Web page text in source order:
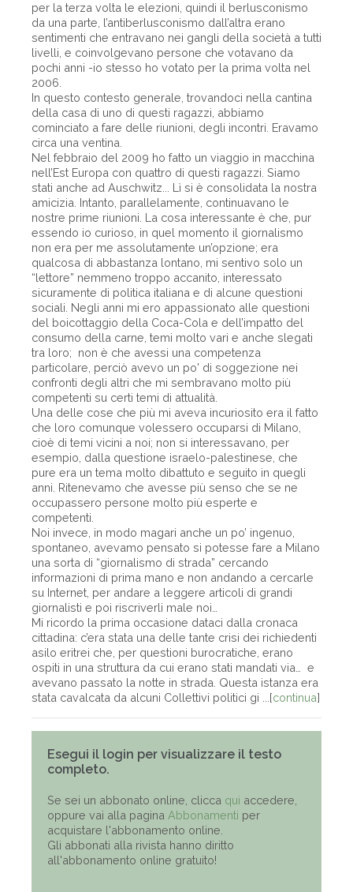
per la terza volta le elezioni, quindi il berlusconismo
da una parte, l’antiberlusconismo dall’altra erano
sentimenti che entravano nei gangli della società a tutti
livelli, e coinvolgevano persone che votavano da
pochi anni -io stesso ho votato per la prima volta nel
2006.
In questo contesto generale, trovandoci nella cantina
della casa di uno di questi ragazzi, abbiamo
cominciato a fare delle riunioni, degli incontri. Eravamo
circa una ventina.
Nel febbraio del 2009 ho fatto un viaggio in macchina
nell’Est Europa con quattro di questi ragazzi. Siamo
stati anche ad Auschwitz... Lì si è consolidata la nostra
amicizia. Intanto, parallelamente, continuavano le
nostre prime riunioni. La cosa interessante è che, pur
essendo io curioso, in quel momento il giornalismo
non era per me assolutamente un’opzione; era
qualcosa di abbastanza lontano, mi sentivo solo un
“lettore” nemmeno troppo accanito, interessato
sicuramente di politica italiana e di alcune questioni
sociali. Negli anni mi ero appassionato alle questioni
del boicottaggio della Coca-Cola e dell’impatto del
consumo della carne, temi molto vari e anche slegati
tra loro; non è che avessi una competenza
particolare, perciò avevo un po' di soggezione nei
confronti degli altri che mi sembravano molto più
competenti su certi temi di attualità.
Una delle cose che più mi aveva incuriosito era il fatto
che loro comunque volessero occuparsi di Milano,
cioè di temi vicini a noi; non si interessavano, per
esempio, dalla questione israelo-palestinese, che
pure era un tema molto dibattuto e seguito in quegli
anni. Ritenevamo che avesse più senso che se ne
occupassero persone molto più esperte e
competenti.
Noi invece, in modo magari anche un po’ ingenuo,
spontaneo, avevamo pensato si potesse fare a Milano
una sorta di “giornalismo di strada” cercando
informazioni di prima mano e non andando a cercarle
su Internet, per andare a leggere articoli di grandi
giornalisti e poi riscriverli male noi…
Mi ricordo la prima occasione dataci dalla cronaca
cittadina: c’era stata una delle tante crisi dei richiedenti
asilo eritrei che, per questioni burocratiche, erano
ospiti in una struttura da cui erano stati mandati via… e
avevano passato la notte in strada. Questa istanza era
stata cavalcata da alcuni Collettivi politici gi ...[continua]
Esegui il login per visualizzare il testo
completo.
Se sei un abbonato online, clicca qui accedere,
oppure vai alla pagina Abbonamenti per
acquistare l'abbonamento online.
Gli abbonati alla rivista hanno diritto
all'abbonamento online gratuito!